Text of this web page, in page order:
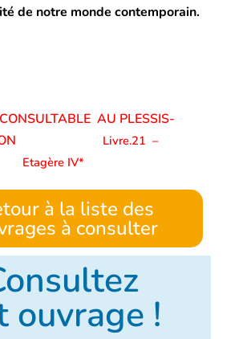
de notre monde contemporain.
AU PLESSIS-
Livre.21 –
Etagère IV*
à la liste des
à consulter
ouvrage !